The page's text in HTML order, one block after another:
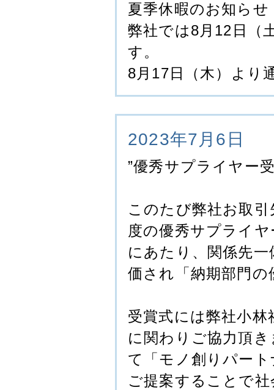
夏季休暇のお知らせ
弊社では8月12日（
す。
8月17日（木）より
2023年7月6日
”優秀サプライヤー
このたび弊社お取
度の優秀サプライ
にあたり、関係先
価され「納期部門
受賞式には弊社小
に関わりご協力頂
て「モノ創りパー
ご提案することで